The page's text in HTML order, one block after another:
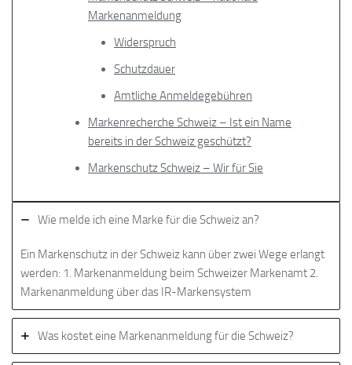
Markenanmeldung
Widerspruch
Schutzdauer
Amtliche Anmeldegebühren
Markenrecherche Schweiz – Ist ein Name
bereits in der Schweiz geschützt?
Markenschutz Schweiz – Wir für Sie
Wie melde ich eine Marke für die Schweiz an?
Ein Markenschutz in der Schweiz kann über zwei Wege erlangt
werden: 1. Markenanmeldung beim Schweizer Markenamt 2.
Markenanmeldung über das IR-Markensystem
Was kostet eine Markenanmeldung für die Schweiz?